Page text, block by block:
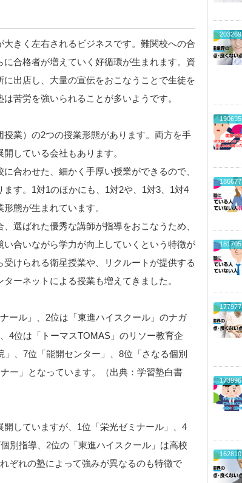
きく左右されるビジネスです。難関校への合
合格者が増えていく好循環が生まれます。資
出店し、大量の宣伝をおこなうことで生徒を
苦労を強いられることが多いようです。
業）の2つの授業形態があります。両方を手
している会社もあります。
合わせた、細かく手厚い授業ができるので、
す。1対1のほかにも、1対2や、1対3、1対4
態が生まれています。
選ばれた優秀な講師が指導をおこなうため、
合いながら学力が向上していくという特徴が
けられる衛星授業や、リクルートが提供する
ーネットによる授業も増えてきました。
ール」、2位は「東進ハイスクール」のナガ
4位は「トーマスTOMAS」のリソー教育企
、7位「能開センター」、8位「さなる個別
ー」となっています。（出典：学習塾白書
していますが、1位「栄光ゼミナール」、4
別指導、2位の「東進ハイスクール」は高校
ぞれの塾によって強みが異なるのも特徴で
203269
190695
186677
181705
177977
173996
162810